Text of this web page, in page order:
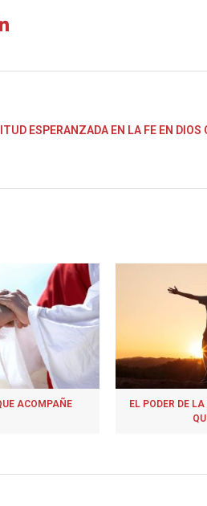
ESPERANZADA EN LA FE EN DIOS
ACOMPAÑE
EL PODER DE